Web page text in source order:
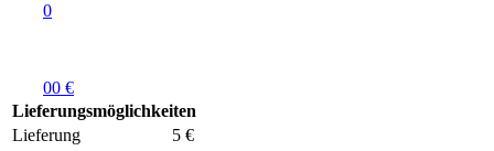
0
00 €
Lieferungsmöglichkeiten
Lieferung
5 €